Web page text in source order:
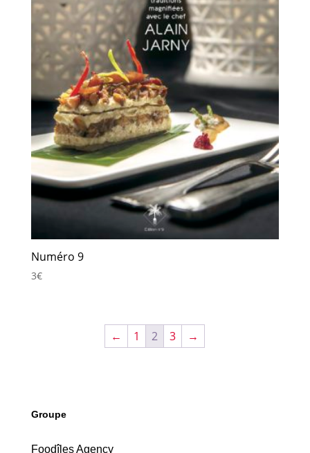
Numéro 9
3€
← 1 2 3 →
Groupe
Foodîles Agency